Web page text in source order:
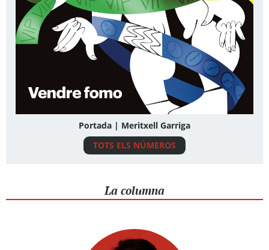
Portada | Meritxell Garriga
TOTS ELS NÚMEROS
La columna